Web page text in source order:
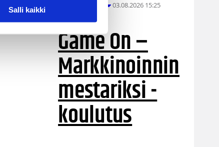
Salli kaikki
03.08.2026 15:25
Game On –
Markkinoinnin
mestariksi -
koulutus